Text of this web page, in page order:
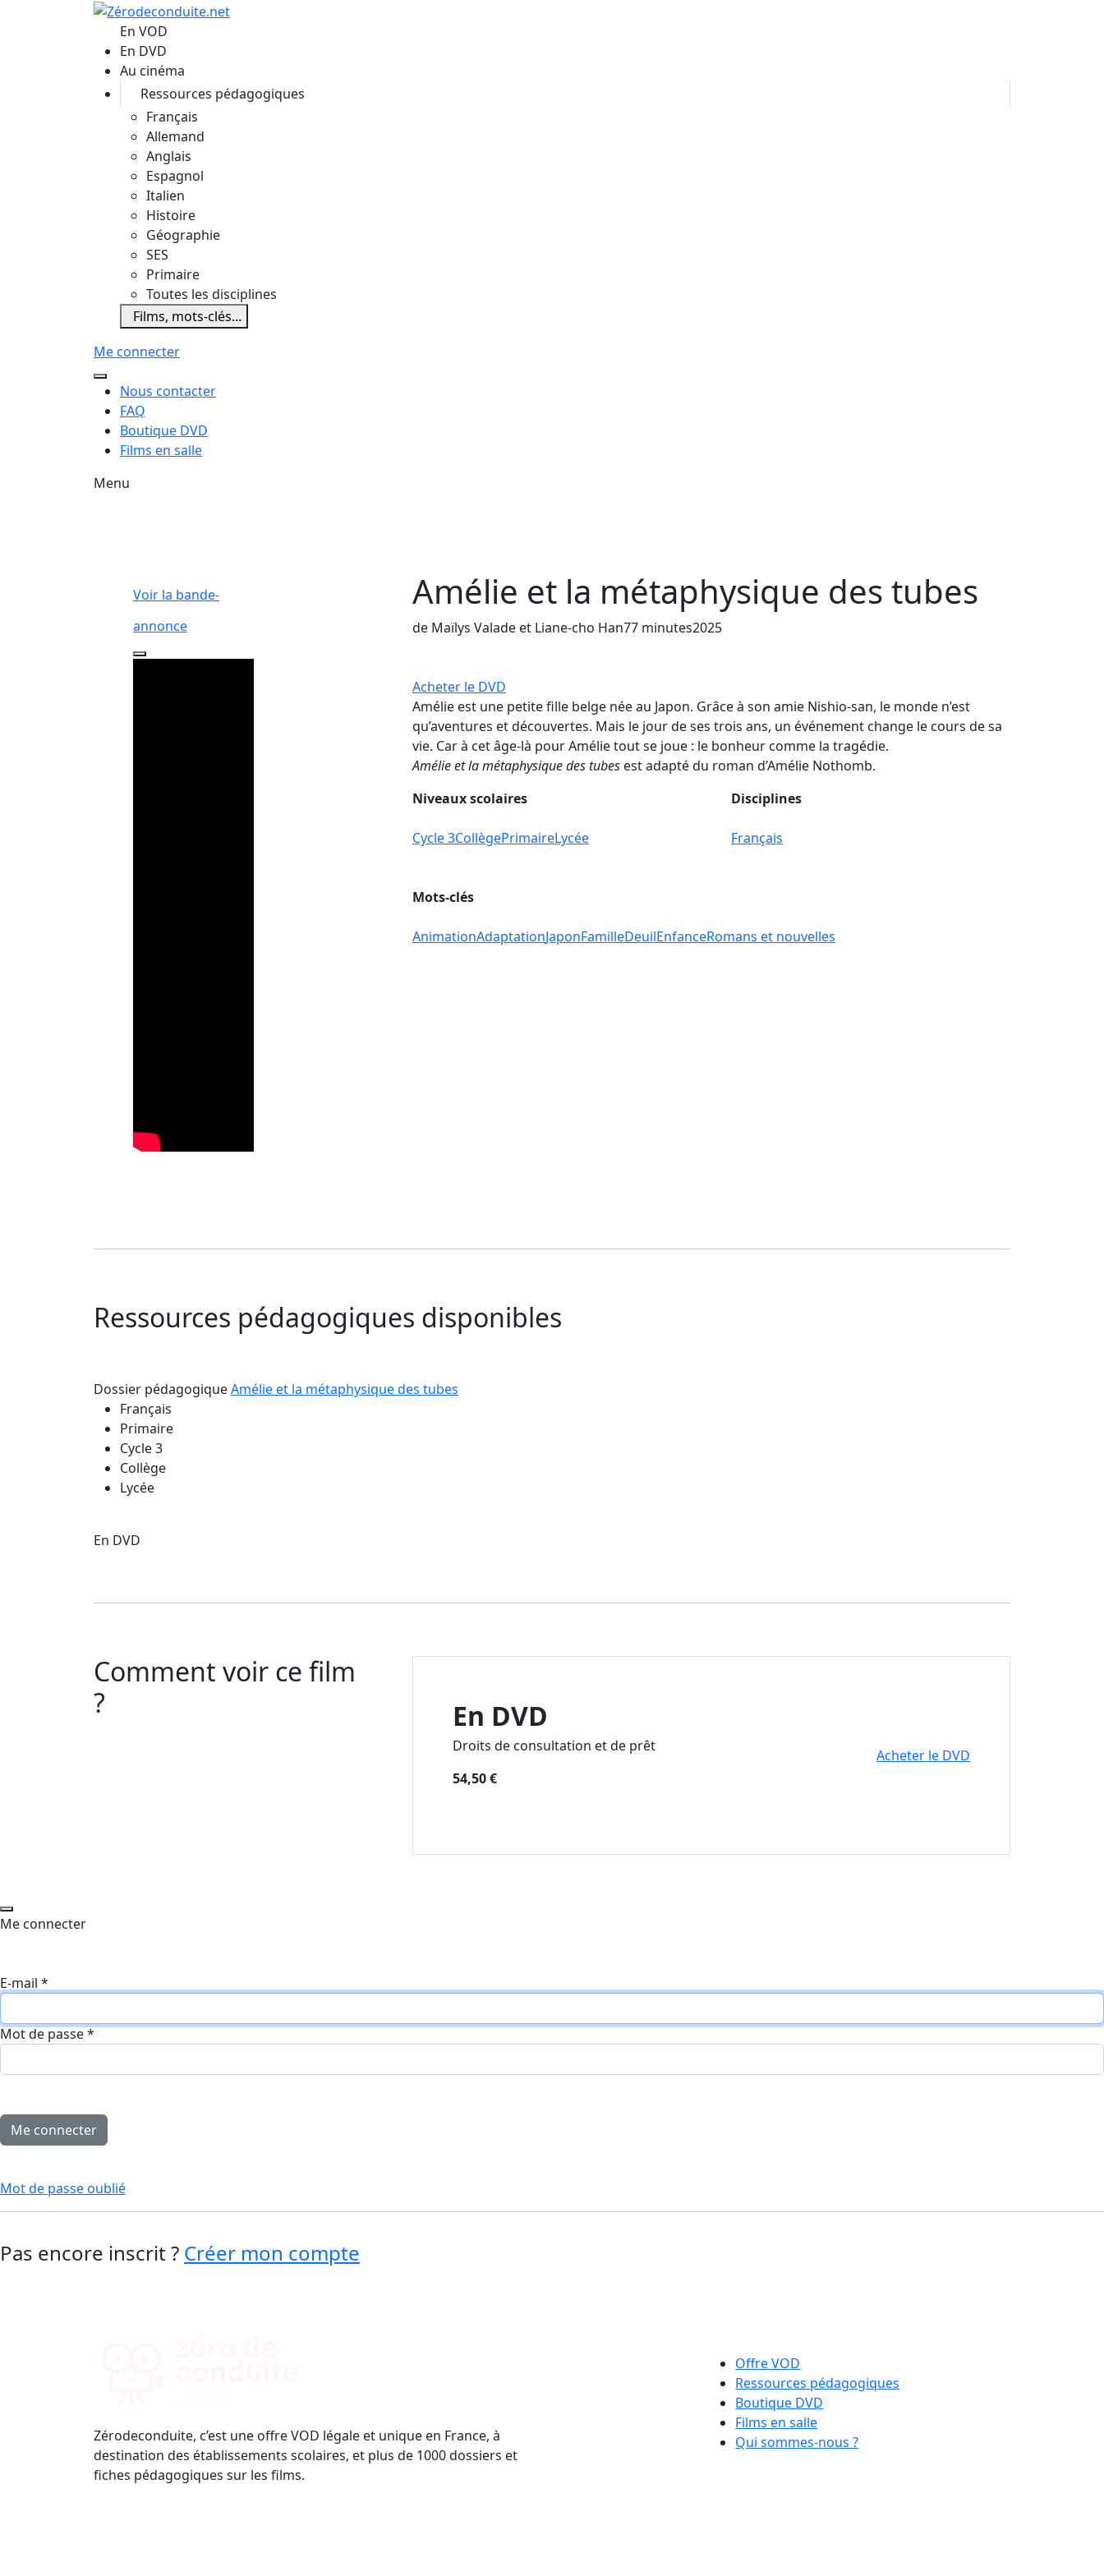
Aller au contenu principal
En VOD
En DVD
Au cinéma
Ressources pédagogiques
Français
Allemand
Anglais
Espagnol
Italien
Histoire
Géographie
SES
Primaire
Toutes les disciplines
Films, mots-clés...
Me connecter
Nous contacter
FAQ
Boutique DVD
Films en salle
Menu
Voir la bande-
annonce
Amélie et la métaphysique des tubes
de Maïlys Valade et Liane-cho Han77 minutes2025
Acheter le DVD
Amélie est une petite fille belge née au Japon. Grâce à son amie Nishio-san, le monde n’est
qu’aventures et découvertes. Mais le jour de ses trois ans, un événement change le cours de sa
vie. Car à cet âge-là pour Amélie tout se joue : le bonheur comme la tragédie.
Amélie et la métaphysique des tubes est adapté du roman d’Amélie Nothomb.
Niveaux scolaires
Cycle 3CollègePrimaireLycée
Disciplines
Français
Mots-clés
AnimationAdaptationJaponFamilleDeuilEnfanceRomans et nouvelles
Ressources pédagogiques disponibles
Dossier pédagogiqueAmélie et la métaphysique des tubes
Français
Primaire
Cycle 3
Collège
Lycée
En DVD
Comment voir ce film
?
En DVD
Droits de consultation et de prêt
54,50 €
Acheter le DVD
Me connecter
E-mail *
Mot de passe*
Mot de passe oublié
Pas encore inscrit ? Créer mon compte
Zérodeconduite, c’est une offre VOD légale et unique en France, à
destination des établissements scolaires, et plus de 1000 dossiers et
fiches pédagogiques sur les films.
Offre VOD
Ressources pédagogiques
Boutique DVD
Films en salle
Qui sommes-nous ?